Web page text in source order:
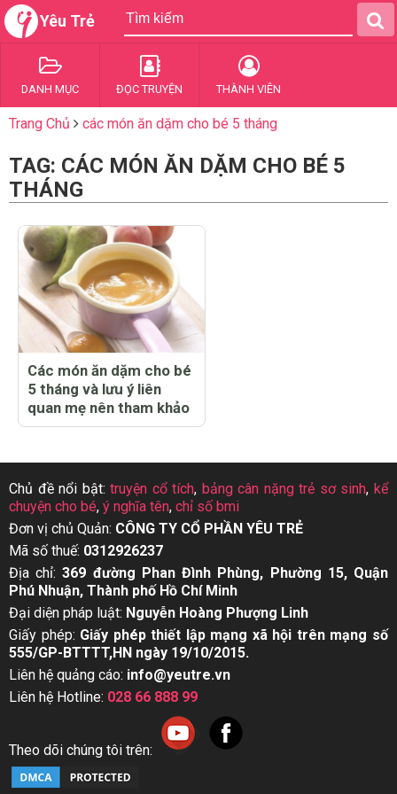
Yêu Trẻ
DANH MỤC ĐỌC TRUYỆN THÀNH VIÊN
Trang Chủ các món ăn dặm cho bé 5 tháng
TAG: CÁC MÓN ĂN DẶM CHO BÉ 5
THÁNG
Các món ăn dặm cho bé
5 tháng và lưu ý liên
quan mẹ nên tham khảo
Chủ đề nổi bật:truyện cổ tích, bảng cân nặng trẻ sơ sinh,kể
chuyện cho bé, ý nghĩa tên, chỉ số bmi
Đơn vị chủ Quản: CÔNG TY CỔ PHẦN YÊU TRẺ
Mã số thuế: 0312926237
Địa chỉ:369 đường Phan Đình Phùng, Phường 15, Quận
Phú Nhuận, Thành phố Hồ Chí Minh
Đại diện pháp luật: Nguyễn Hoàng Phượng Linh
Giấy phép: Giấy phép thiết lập mạng xã hội trên mạng số
555/GP-BTTTT,HN ngày 19/10/2015.
Liên hệ quảng cáo: info@yeutre.vn
Liên hệ Hotline: 028 66 888 99
Theo dõi chúng tôi trên: